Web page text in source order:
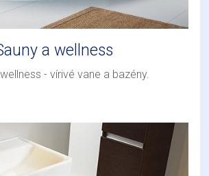
a wellness
- vírivé vane a bazény.